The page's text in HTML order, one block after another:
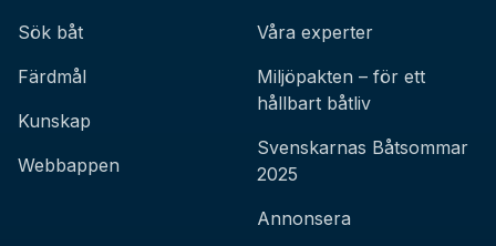
Sök båt
Färdmål
Kunskap
Webbappen
Våra experter
Miljöpakten – för ett
hållbart båtliv
Svenskarnas Båtsommar
2025
Annonsera